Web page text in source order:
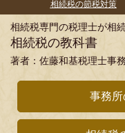
相続税の節税対策
相続税専門の税理士が相
相続税の教科書
著者：佐藤和基税理士事
事務所